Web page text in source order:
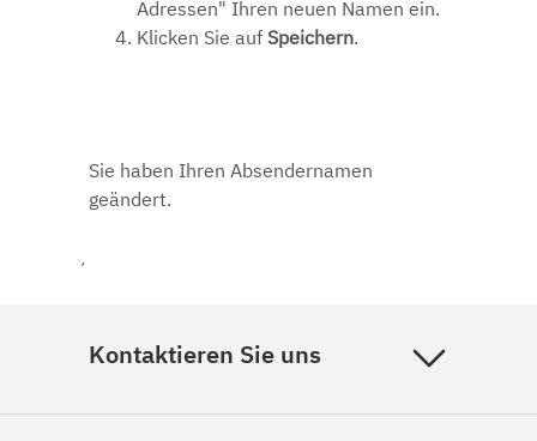
Adressen" Ihren neuen Namen ein.
Klicken Sie auf Speichern.
Sie haben Ihren Absendernamen
geändert.
´
Kontaktieren Sie uns